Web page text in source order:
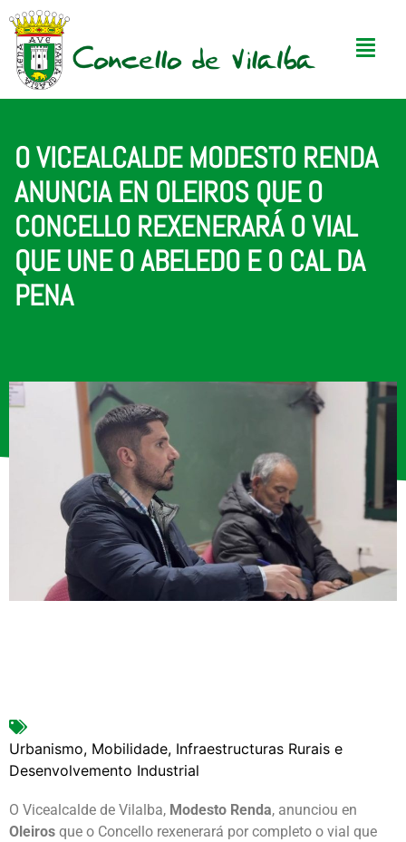
O VICEALCALDE MODESTO RENDA
ANUNCIA EN OLEIROS QUE O
CONCELLO REXENERARÁ O VIAL
QUE UNE O ABELEDO E O CAL DA
PENA
Urbanismo, Mobilidade, Infraestructuras Rurais e
Desenvolvemento Industrial
O Vicealcalde de Vilalba, Modesto Renda, anunciou en
Oleiros que o Concello rexenerará por completo o vial que